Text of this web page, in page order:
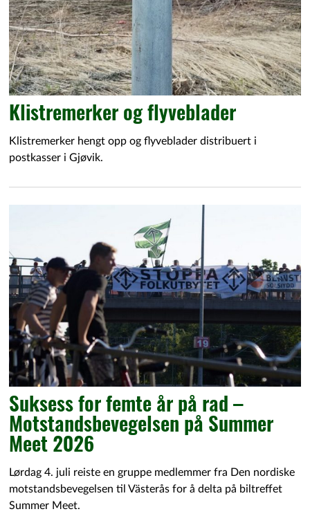
Klistremerker og flyveblader
Klistremerker hengt opp og flyveblader distribuert i
postkasser i Gjøvik.
Suksess for femte år på rad –
Motstandsbevegelsen på Summer
Meet 2026
Lørdag 4. juli reiste en gruppe medlemmer fra Den nordiske
motstandsbevegelsen til Västerås for å delta på biltreffet
Summer Meet.